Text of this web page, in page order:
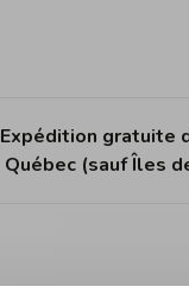
Expédition gratuite
Québec (sauf Îles